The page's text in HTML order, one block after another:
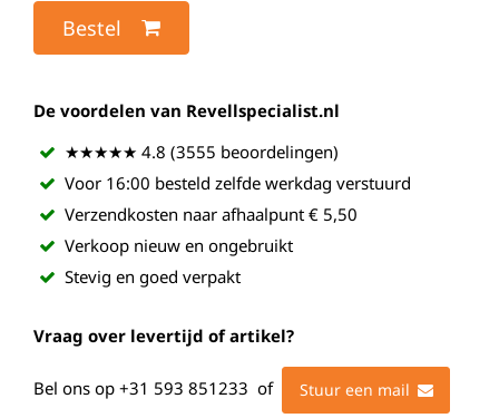
Bestel
De voordelen van Revellspecialist.nl
★★★★★ 4.8 (3555 beoordelingen)
Voor 16:00 besteld zelfde werkdag verstuurd
Verzendkosten naar afhaalpunt € 5,50
Verkoop nieuw en ongebruikt
Stevig en goed verpakt
Vraag over levertijd of artikel?
Bel ons op +31 593 851233 of Stuur een mail